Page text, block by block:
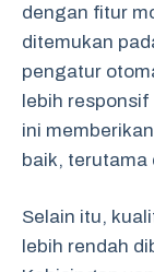
dengan fitur
ditemukan
pengatur
lebih responsif
ini
baik, terutama
Selain itu,
lebih rendah